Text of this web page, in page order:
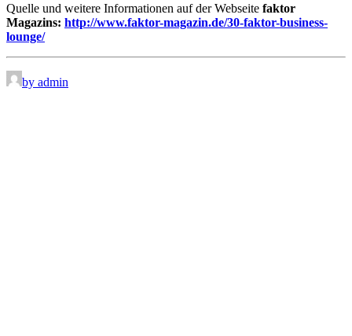
Quelle und weitere Informationen auf der Webseite faktor
Magazins: http://www.faktor-magazin.de/30-faktor-business-
lounge/
by admin